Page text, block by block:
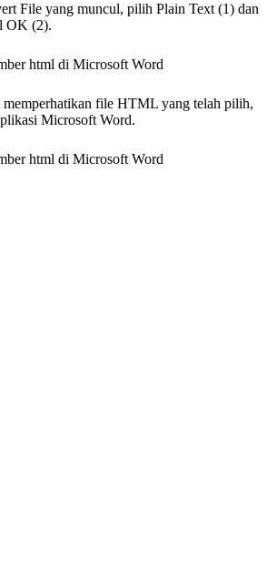
File yang muncul, pilih Plain Text (1) dan
OK (2).
memperhatikan file HTML yang telah pilih,
Microsoft Word.